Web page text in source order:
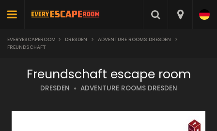
EVERYESCAPEROOM > DRESDEN > ADVENTURE ROOMS DRESDEN
>
FREUNDSCHAFT
Freundschaft escape room
DRESDEN ADVENTURE ROOMS DRESDEN